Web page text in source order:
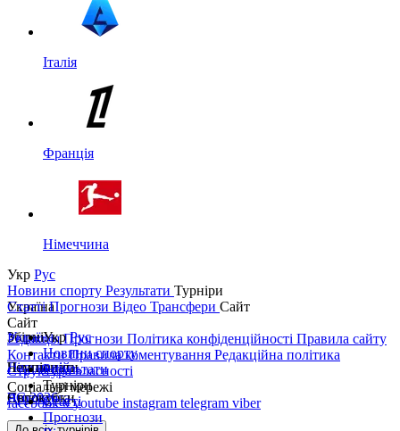
Італія
Франція
Німеччина
Укр Рус
Новини спорту Результати Турніри
Україна
Україна
Перша ліга
Друга ліга
Кубок України
Збірні
Ліга націй
ЧС 2026
Чемпіонати
Англія
Іспанія
Єврокубки
Ліга чемпіонів
СтаттіПрогнози Відео Трансфери Сайт
Сайт
РедакціяПрогнози Політика конфіденційності Правила сайту
КонтактиПравила коментування Редакційна політика
Структура власності
Соціальні мережі
facebookxyoutube instagram telegram viber
УкрРус
Новини спорту
Результати
Турніри
Статті
Прогнози